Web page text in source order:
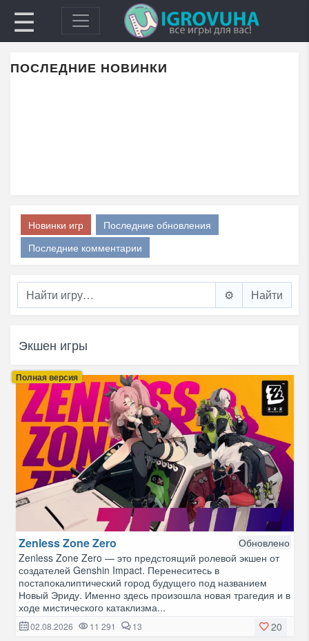
☰
ПОСЛЕДНИЕ НОВИНКИ
Новинки игр
Последние обновления
Последние комментарии
⚙️
Экшен игры
Полная версия
Zenless Zone Zero
Обновлено
Zenless Zone Zero — это предстоящий ролевой экшен от
создателей Genshin Impact. Перенеситесь в
постапокалиптический город будущего под названием
Новый Эриду. Именно здесь произошла новая трагедия и в
ходе мистического катаклизма...
20
02.08.2026 11 291 13